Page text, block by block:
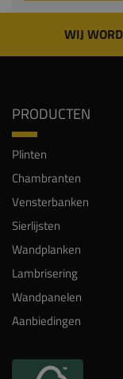
WIJ
PRODUCTEN
Plinten
Chambranten
Vensterbanken
Sierlijsten
Wandplanken
Lambrisering
Wandpanelen
Aanbiedingen